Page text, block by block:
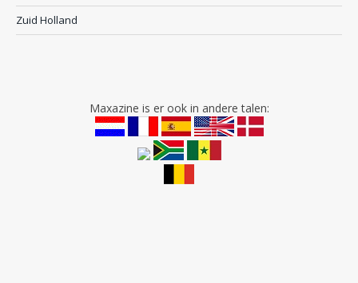
Zuid Holland
Maxazine is er ook in andere talen: